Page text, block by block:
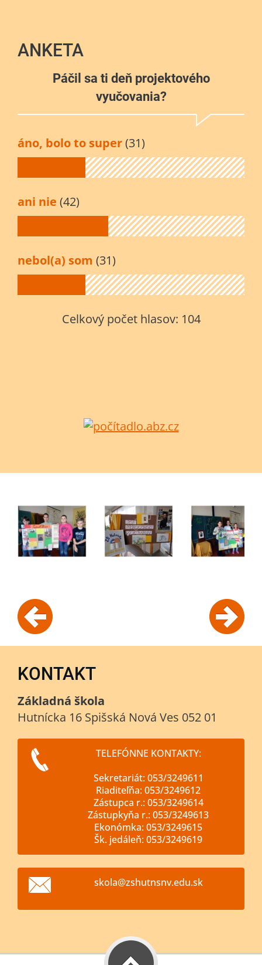
ANKETA
Páčil sa ti deň projektového
vyučovania?
áno, bolo to super(31)
ani nie (42)
nebol(a) som (31)
Celkový počet hlasov: 104
KONTAKT
Základná škola
Hutnícka 16 Spišská Nová Ves 052 01
TELEFÓNNE KONTAKTY:
Sekretariát: 053/3249611
Riaditeľňa: 053/3249612
Zástupca r.: 053/3249614
Zástupkyňa r.: 053/3249613
Ekonómka: 053/3249615
Šk. jedáleň: 053/3249619
skola@zshutnsnv.edu.sk